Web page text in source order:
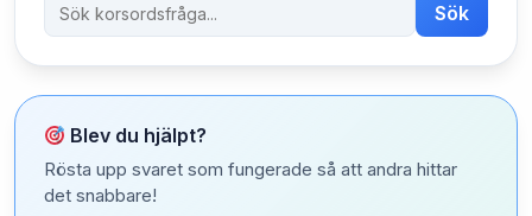
Sök
Blev du hjälpt?
Rösta upp svaret som fungerade så att andra hittar
det snabbare!